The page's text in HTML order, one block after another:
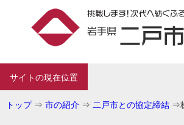
サイトの現在位置
トップ⇒ 市の紹介 ⇒ 二戸市との協定締結 ⇒